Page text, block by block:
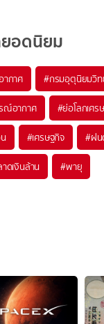
อดนิยม
กาศ #กรมอุตุนิยมวิท
ณ์อากาศ #ย่อโลกเศร
#เศรษฐกิจ #ฝ
ดเงินล้าน #พายุ